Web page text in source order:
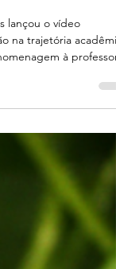
de Tania
lançou o vídeo
à professora
nomes nos